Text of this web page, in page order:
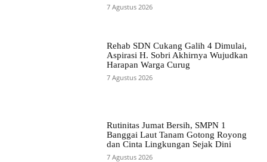
7 Agustus 2026
Rehab SDN Cukang Galih 4 Dimulai,
Aspirasi H. Sobri Akhirnya Wujudkan
Harapan Warga Curug
7 Agustus 2026
Rutinitas Jumat Bersih, SMPN 1
Banggai Laut Tanam Gotong Royong
dan Cinta Lingkungan Sejak Dini
7 Agustus 2026